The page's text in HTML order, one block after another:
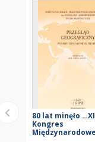
80 lat minęło
Kongres